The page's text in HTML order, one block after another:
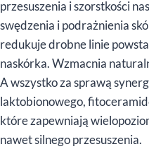
przesuszenia i szorstkości
swędzenia i podrażnienia
redukuje drobne linie
naskórka. Wzmacnia
A wszystko za sprawą
laktobionowego,
które zapewniają
nawet silnego przesuszenia.